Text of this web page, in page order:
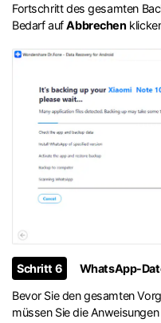
Fortschritt des gesamten
Bedarf aufAbbrechen
Schritt 6
WhatsApp-
Bevor Sie den gesamten
müssen Sie die